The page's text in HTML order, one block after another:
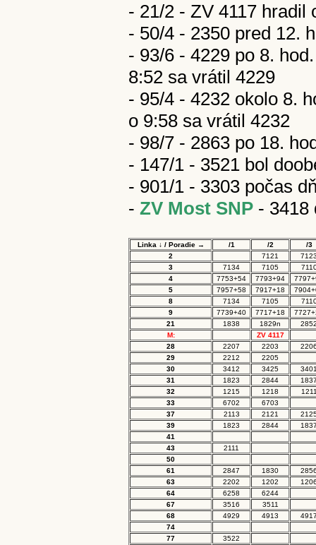
- 21/2 - ZV 4117 hradil
- 50/4 - 2350 pred 12.
- 93/6 - 4229 po 8.
8:52 sa vrátil 4229
- 95/4 - 4232 okolo 8.
o 9:58 sa vrátil 4232
- 98/7 - 2863 po 18.
- 147/1 - 3521 bol
- 901/1 - 3303 počas
- ZV Most SNP - 3418
Linka ↓ / Poradie → /1 /2
/3
2
7121
3
7134 7105
4
7753+54 7793+94
5
7957+58 7917+18
8
7134 7105
9
7739+40 7717+18
21
1838 1829n
M:
ZV 4117
28
2207 2203
29
2212
2205
30
3412 3425
31
1823 2844
32
1215 1218
33
6702
6703
37
2113 2121
39
1823 2844
41
43
2111
50
61
2847 1830
63
2202 1202
64
6258
6244
67
3516
3511
68
4929 4913
74
77
3522